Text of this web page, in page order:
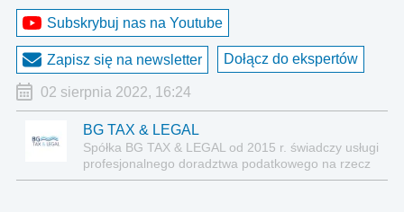
Subskrybuj nas na Youtube
Zapisz się na newsletter Dołącz do ekspertów
02 sierpnia 2022, 16:24
BG TAX & LEGAL
Spółka BG TAX & LEGAL od 2015 r. świadczy usługi
profesjonalnego doradztwa podatkowego na rzecz
średnich i dużych przedsiębiorstw, specjalizując się